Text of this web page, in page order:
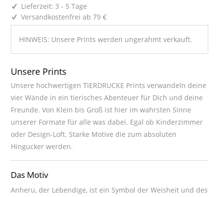
Lieferzeit: 3 - 5 Tage
Versandkostenfrei ab 79 €
HINWEIS: Unsere Prints werden ungerahmt verkauft.
Unsere Prints
Unsere hochwertigen TIERDRUCKE Prints verwandeln deine
vier Wände in ein tierisches Abenteuer für Dich und deine
Freunde. Von Klein bis Groß ist hier im wahrsten Sinne
unserer Formate für alle was dabei. Egal ob Kinderzimmer
oder Design-Loft. Starke Motive die zum absoluten
Hingucker werden.
Das Motiv
Anheru, der Lebendige, ist ein Symbol der Weisheit und des